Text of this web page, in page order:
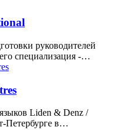
руководителей
специализация -…
Liden & Denz /
Петербурге в…